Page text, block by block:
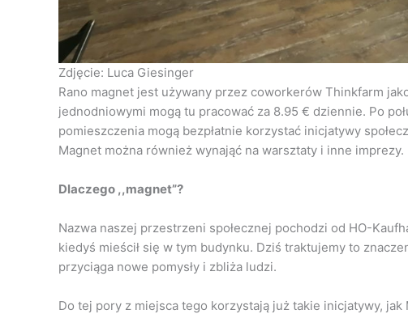
Zdjęcie: Luca Giesinger
Rano magnet jest używany przez coworkerów Thinkfarm
jednodniowymi mogą tu pracować za 8.95 € dziennie. Po
pomieszczenia mogą bezpłatnie korzystać inicjatywy
Magnet można również wynająć na warsztaty i inne imprezy.
Dlaczego ,,magnet”?
Nazwa naszej przestrzeni społecznej pochodzi od HO-
kiedyś mieścił się w tym budynku. Dziś traktujemy to
przyciąga nowe pomysły i zbliża ludzi.
Do tej pory z miejsca tego korzystają już takie inicjatywy,